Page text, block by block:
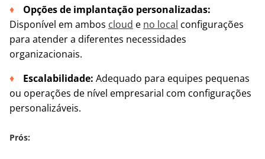
Opções de implantação personalizadas:
Disponível em ambos cloud e no local configurações
para atender a diferentes necessidades
organizacionais.
Escalabilidade: Adequado para equipes pequenas
ou operações de nível empresarial com configurações
personalizáveis.
Prós: